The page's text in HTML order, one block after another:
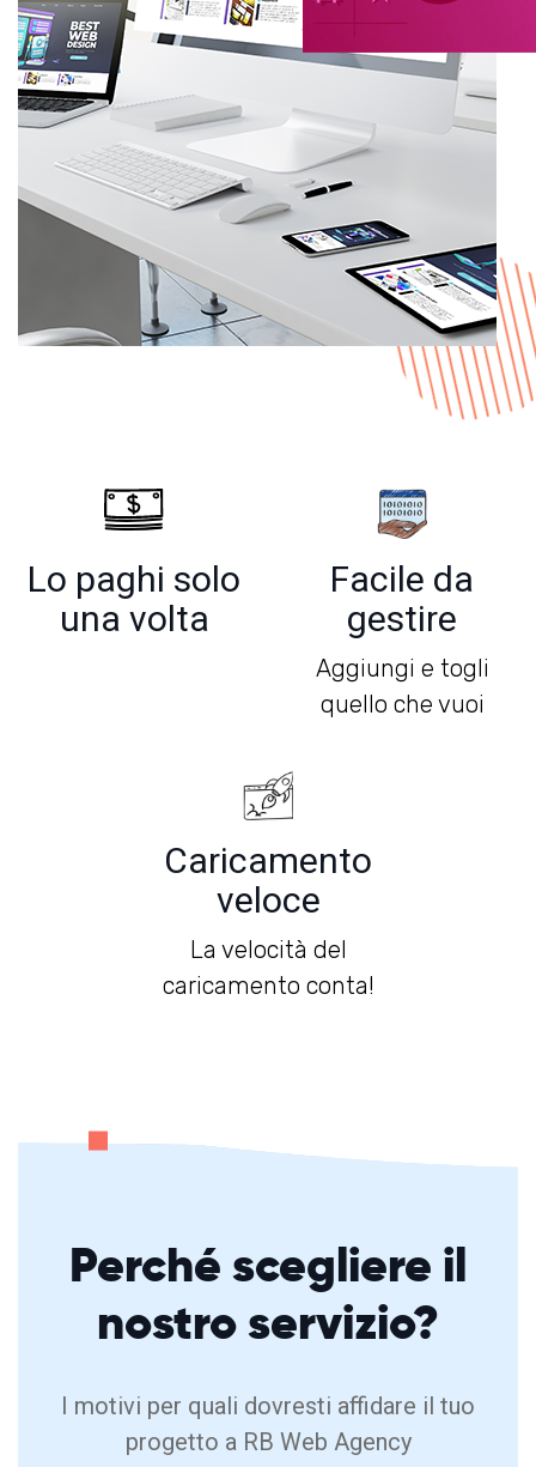
Lo paghi solo
una volta
Facile da
gestire
Aggiungi e togli
quello che vuoi
Caricamento
veloce
La velocità del
caricamento conta!
Perchéscegliere il
nostro servizio?
I motivi per quali dovresti affidare il tuo
progetto a RB Web Agency